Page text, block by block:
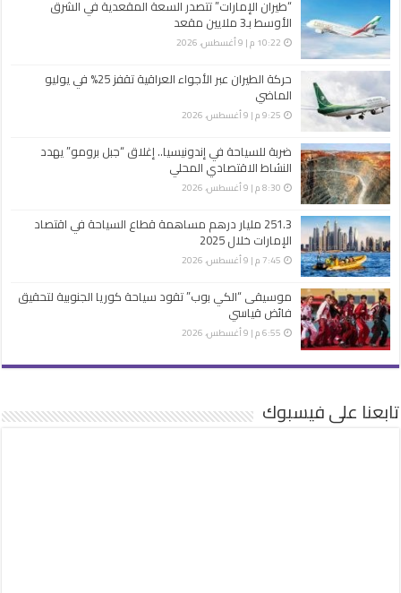
“طيران الإمارات” تتصدر السعة المقعدية في الشرق
الأوسط بـ3 ملايين مقعد
10:22 م | 9 أغسطس، 2026
حركة الطيران عبر الأجواء العراقية تقفز 25% في يوليو
الماضي
9:25 م | 9 أغسطس، 2026
ضربة للسياحة في إندونيسيا.. إغلاق “جبل برومو” يهدد
النشاط الاقتصادي المحلي
8:30 م | 9 أغسطس، 2026
251.3 مليار درهم مساهمة قطاع السياحة في اقتصاد
الإمارات خلال 2025
7:45 م | 9 أغسطس، 2026
موسيقى “الكي بوب” تقود سياحة كوريا الجنوبية لتحقيق
فائض قياسي
6:55 م | 9 أغسطس، 2026
تابعنا على فيسبوك